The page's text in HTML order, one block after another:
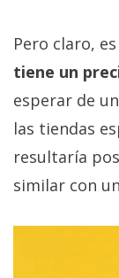
comunicación
digital donde
encontrarás
noticias sobre
tecnología,
móviles,
ordenadores,
apps,
informática,
Pero claro,
tiene un
esperar de
las tiendas
resultaría
similar con